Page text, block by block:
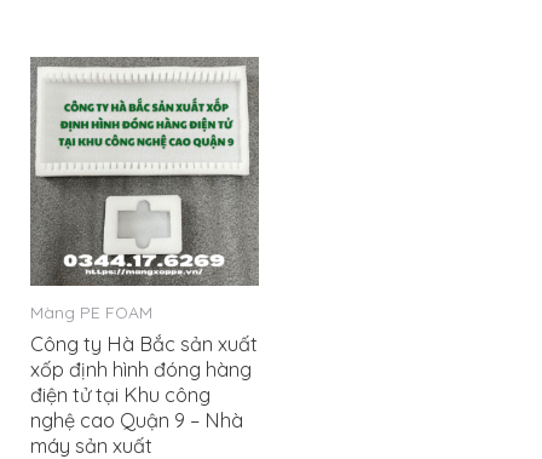
Màng PE FOAM
Công ty Hà Bắc sản xuất
xốp định hình đóng hàng
điện tử tại Khu công
nghệ cao Quận 9 – Nhà
máy sản xuất